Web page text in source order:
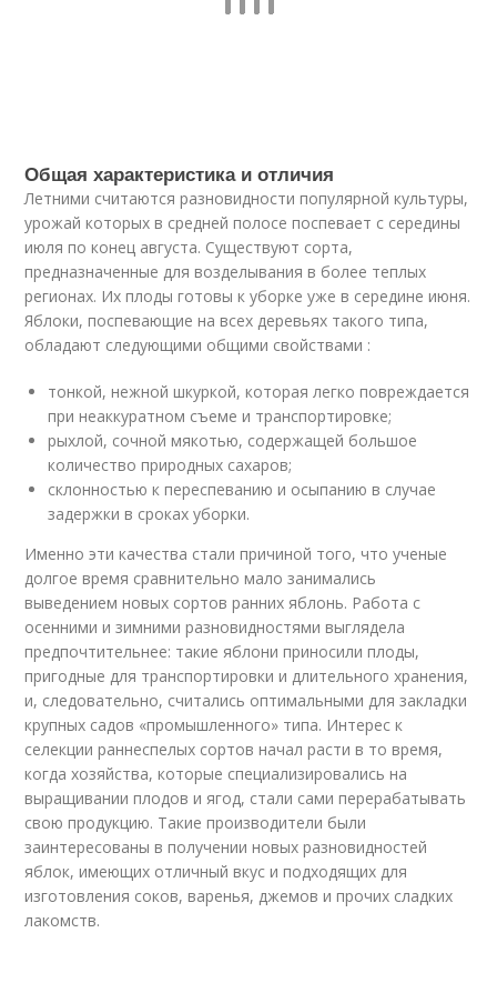
Общая характеристика и отличия
Летними считаются разновидности популярной культуры,
урожай которых в средней полосе поспевает с середины
июля по конец августа. Существуют сорта,
предназначенные для возделывания в более теплых
регионах. Их плоды готовы к уборке уже в середине июня.
Яблоки, поспевающие на всех деревьях такого типа,
обладают следующими общими свойствами :
тонкой, нежной шкуркой, которая легко повреждается
при неаккуратном съеме и транспортировке;
рыхлой, сочной мякотью, содержащей большое
количество природных сахаров;
склонностью к переспеванию и осыпанию в случае
задержки в сроках уборки.
Именно эти качества стали причиной того, что ученые
долгое время сравнительно мало занимались
выведением новых сортов ранних яблонь. Работа с
осенними и зимними разновидностями выглядела
предпочтительнее: такие яблони приносили плоды,
пригодные для транспортировки и длительного хранения,
и, следовательно, считались оптимальными для закладки
крупных садов «промышленного» типа. Интерес к
селекции раннеспелых сортов начал расти в то время,
когда хозяйства, которые специализировались на
выращивании плодов и ягод, стали сами перерабатывать
свою продукцию. Такие производители были
заинтересованы в получении новых разновидностей
яблок, имеющих отличный вкус и подходящих для
изготовления соков, варенья, джемов и прочих сладких
лакомств.